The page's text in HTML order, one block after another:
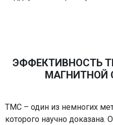
ЭФФЕКТИВНОСТЬ
МАГНИТНОЙ
ТМС – один из немногих
которого научно